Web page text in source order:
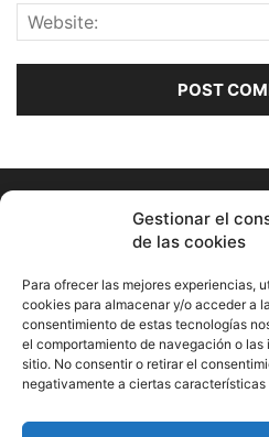
Gestionar el
de las cookies
Para ofrecer las mejores experiencias,
cookies para almacenar y/o acceder a
consentimiento de estas tecnologías
el comportamiento de navegación o
sitio. No consentir o retirar el
negativamente a ciertas
Información Cultural de
Contact us: